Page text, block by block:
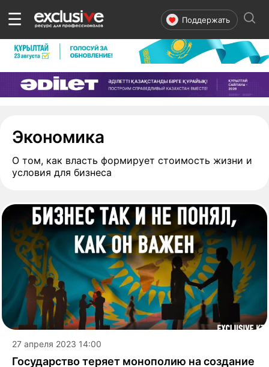
☰ Поддержать
Экономика
О том, как власть формирует стоимость жизни и
условия для бизнеса
27 апреля 2023 14:00
Государство теряет монополию на создание